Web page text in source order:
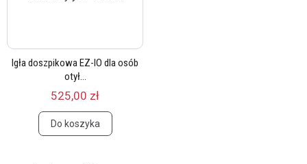
Igła doszpikowa EZ-IO dla osób
otył...
525,00 zł
Do koszyka